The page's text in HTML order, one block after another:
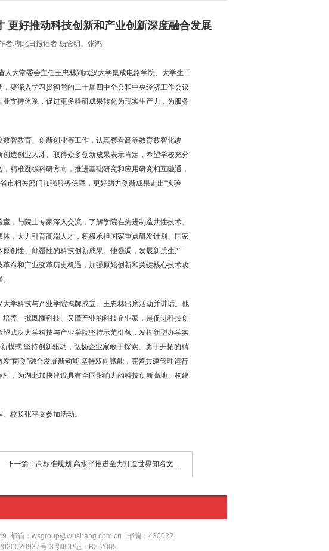
更好推动科技创新和产业创新深度融合发展
者:湖北日报记者 杨念明、张鸿
大常委会主任王忠林到武汉大学集成电路学院、大学生工
要深入学习贯彻党的二十届四中全会和中央经济工作会议
支持体系，促进更多科研成果转化为现实生产力，为服务
智教育、创新创业等工作，认真察看高等教育数智化改
造创业人才、取得众多创新成果表示肯定，希望学校充分
精准凝练科研方向，推进基础研究和应用研究相互融通，
市相关部门加强服务保障，更好助力创新成果走出“实验
，与院士专家深入交流，了解学院在先进制造共性技术、
，大力引育高端人才，积极承担国家重点研发计划、国家
创性、颠覆性的科技创新成果。他强调，发展新质生产
命和产业变革历史机遇，加强原始创新和关键核心技术攻
学科技与产业学院揭牌成立。王忠林出席活动并讲话。他
养一批既懂科技、又懂产业的科技企业家，是促进科技创
武汉大学科技与产业学院坚持示范引领，发挥新型办学实
模式;坚持创新驱动，弘扬企业家敢于探索、勇于开拓的精
“两创”融合发展新动能;坚持双向赋能，完善共建管理运行
，为湖北加快建设具有全国影响力的科技创新高地、构建
校长张平文参加活动。
下一篇：高标准规划 高水平推进全力打造世界知名文化旅游目的地
邮箱：wsgroup@wushang.com.cn 邮编：430022
号-3 鄂ICP证：B2-2005